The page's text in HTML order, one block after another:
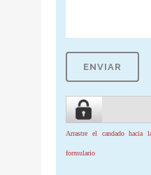
Arrastre el candado hacia
formulario